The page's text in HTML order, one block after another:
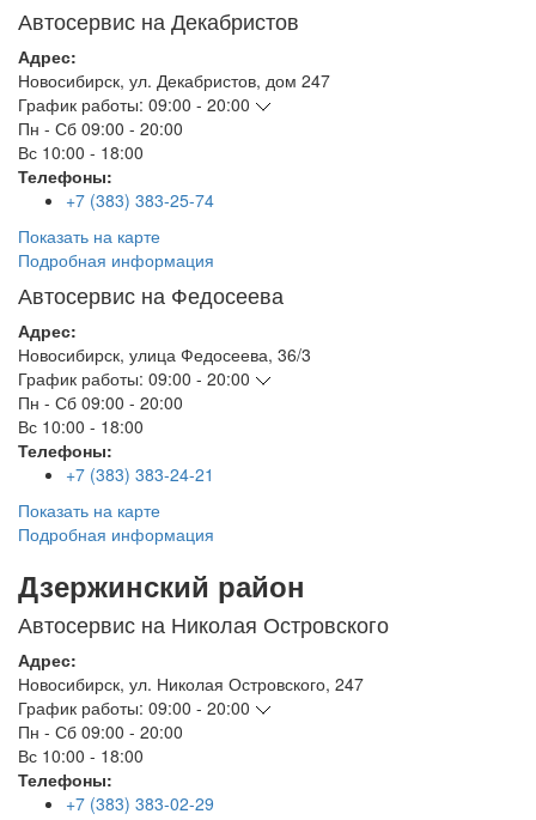
Автосервис на Декабристов
Адрес:
Новосибирск, ул. Декабристов, дом 247
График работы: 09:00 - 20:00
Пн - Сб 09:00 - 20:00
Вс 10:00 - 18:00
Телефоны:
+7 (383) 383-25-74
Показать на карте
Подробная информация
Автосервис на Федосеева
Адрес:
Новосибирск, улица Федосеева, 36/3
График работы: 09:00 - 20:00
Пн - Сб 09:00 - 20:00
Вс 10:00 - 18:00
Телефоны:
+7 (383) 383-24-21
Показать на карте
Подробная информация
Дзержинский район
Автосервис на Николая Островского
Адрес:
Новосибирск, ул. Николая Островского, 247
График работы: 09:00 - 20:00
Пн - Сб 09:00 - 20:00
Вс 10:00 - 18:00
Телефоны:
+7 (383) 383-02-29